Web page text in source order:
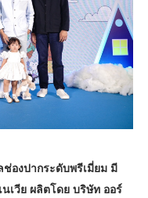
องปากระดับพรีเมี่ยม มี
เวีย ผลิตโดย บริษัท ออร์